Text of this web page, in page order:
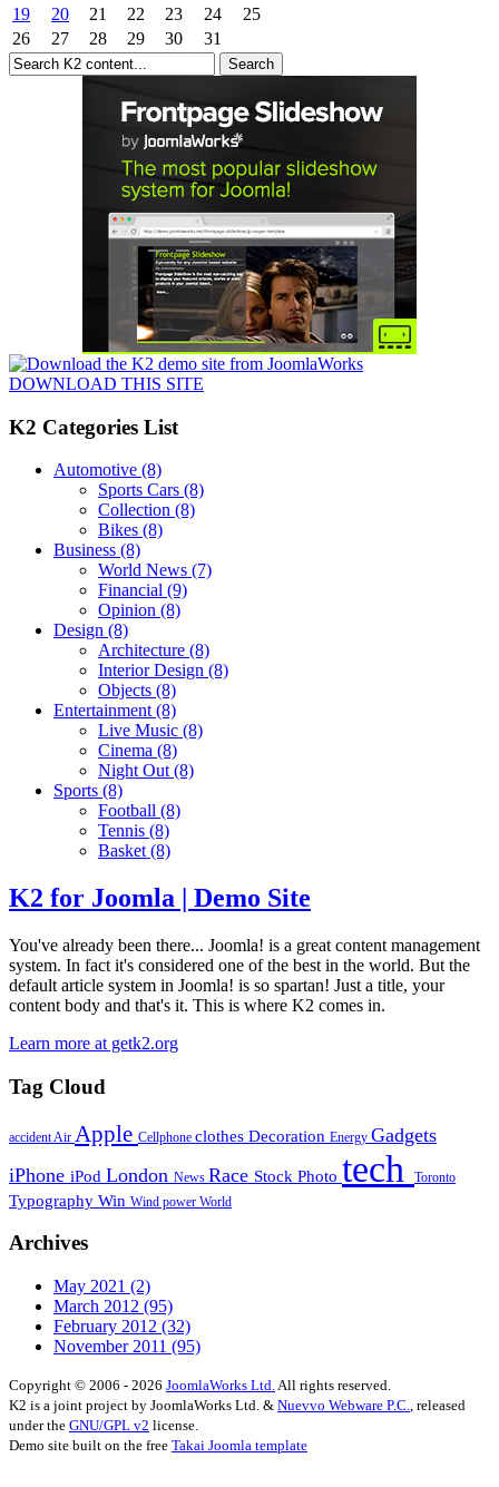
19
20 21 22 23 24
25
26
27 28 29 30 31
DOWNLOAD THIS SITE
K2 Categories List
Automotive (8)
Sports Cars (8)
Collection (8)
Bikes (8)
Business (8)
World News (7)
Financial (9)
Opinion (8)
Design (8)
Architecture (8)
Interior Design (8)
Objects (8)
Entertainment (8)
Live Music (8)
Cinema (8)
Night Out (8)
Sports (8)
Football (8)
Tennis (8)
Basket (8)
K2 for Joomla | Demo Site
You've already been there... Joomla! is a great content management
system. In fact it's considered one of the best in the world. But the
default article system in Joomla! is so spartan! Just a title, your
content body and that's it. This is where K2 comes in.
Learn more at getk2.org
Tag Cloud
accident Air Apple Cellphone clothes Decoration Energy Gadgets
iPhone iPod London News Race Stock Photo tech Toronto
Typography Win Wind power World
Archives
May 2021 (2)
March 2012 (95)
February 2012 (32)
November 2011 (95)
Copyright © 2006 - 2026 JoomlaWorks Ltd.All rights reserved.
K2 is a joint project by JoomlaWorks Ltd. & Nuevvo Webware P.C., released
under the GNU/GPL v2 license.
Demo site built on the free Takai Joomla template